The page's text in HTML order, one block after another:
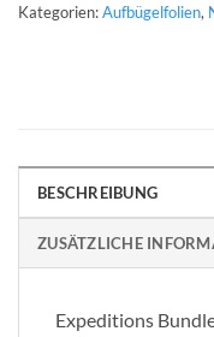
Kategorien:Aufbügelfolien,
BESCHREIBUNG
ZUSÄTZLICHE
Expeditions